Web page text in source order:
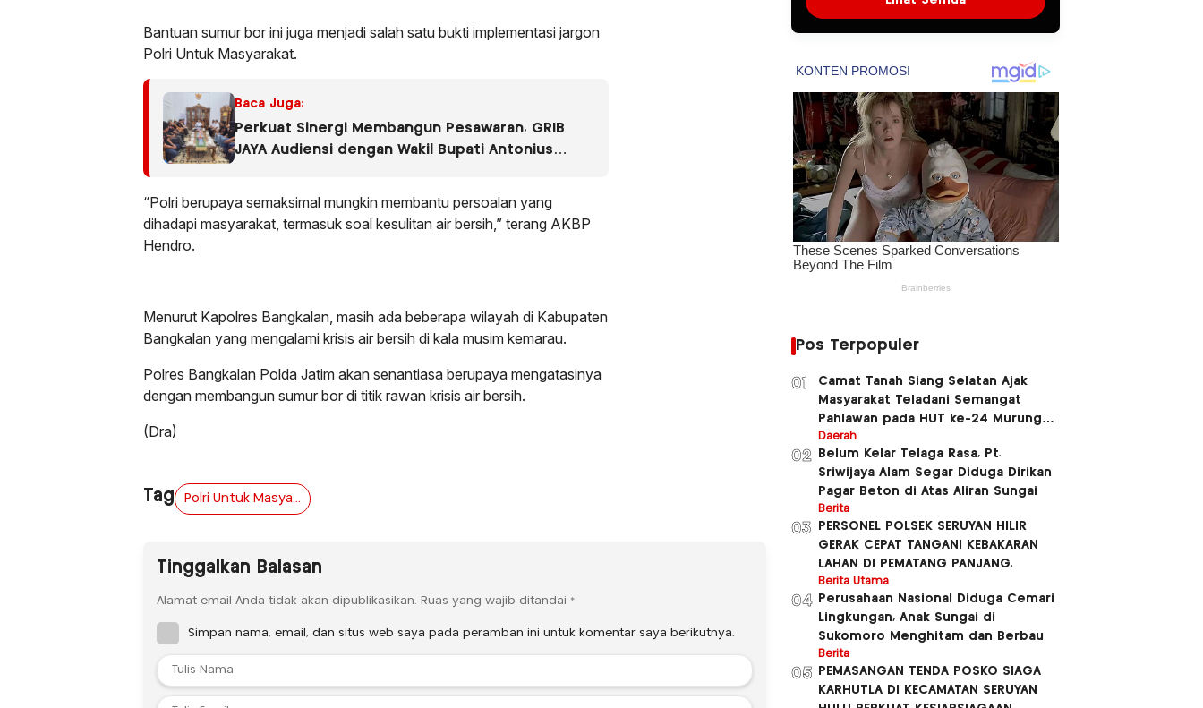
Bantuan sumur bor ini juga menjadi salah satu bukti implementasi jargon
Polri Untuk Masyarakat.
Baca Juga:
Perkuat Sinergi Membangun Pesawaran, GRIB
JAYA Audiensi dengan Wakil Bupati Antonius
“Polri berupaya semaksimal mungkin membantu persoalan yang
dihadapi masyarakat, termasuk soal kesulitan air bersih,” terang AKBP
Hendro.
Menurut Kapolres Bangkalan, masih ada beberapa wilayah di Kabupaten
Bangkalan yang mengalami krisis air bersih di kala musim kemarau.
Polres Bangkalan Polda Jatim akan senantiasa berupaya mengatasinya
dengan membangun sumur bor di titik rawan krisis air bersih.
(Dra)
Tag
Tinggalkan Balasan
Alamat email Anda tidak akan dipublikasikan. Ruas yang wajib ditandai *
Simpan nama, email, dan situs web saya pada peramban ini untuk komentar saya berikutnya.
Pos Terpopuler
01
Camat Tanah Siang Selatan Ajak
Masyarakat Teladani Semangat
Pahlawan pada HUT ke-24 Murung
Raya dan HUT ke-81 Kemerdekaan RI
Daerah
02
Belum Kelar Telaga Rasa, Pt.
Sriwijaya Alam Segar Diduga Dirikan
Pagar Beton di Atas Aliran Sungai
Berita
03
PERSONEL POLSEK SERUYAN HILIR
GERAK CEPAT TANGANI KEBAKARAN
LAHAN DI PEMATANG PANJANG.
Berita Utama
04
Perusahaan Nasional Diduga Cemari
Lingkungan, Anak Sungai di
Sukomoro Menghitam dan Berbau
Berita
05
PEMASANGAN TENDA POSKO SIAGA
KARHUTLA DI KECAMATAN SERUYAN